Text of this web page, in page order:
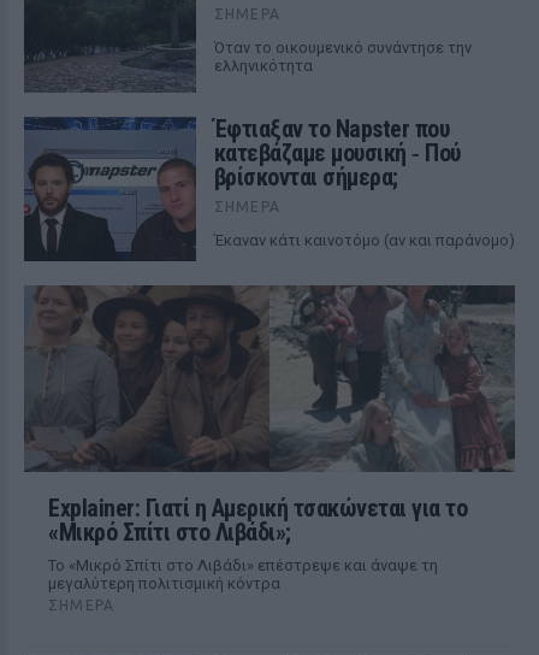
ΣΉΜΕΡΑ
Όταν το οικουμενικό συνάντησε την
ελληνικότητα
Έφτιαξαν το Napster που
κατεβάζαμε μουσική ‑ Πού
βρίσκονται σήμερα;
ΣΉΜΕΡΑ
Έκαναν κάτι καινοτόμο (αν και παράνομο)
Explainer: Γιατί η Αμερική τσακώνεται για το
«Μικρό Σπίτι στο Λιβάδι»;
Το «Μικρό Σπίτι στο Λιβάδι» επέστρεψε και άναψε τη
μεγαλύτερη πολιτισμική κόντρα
ΣΉΜΕΡΑ